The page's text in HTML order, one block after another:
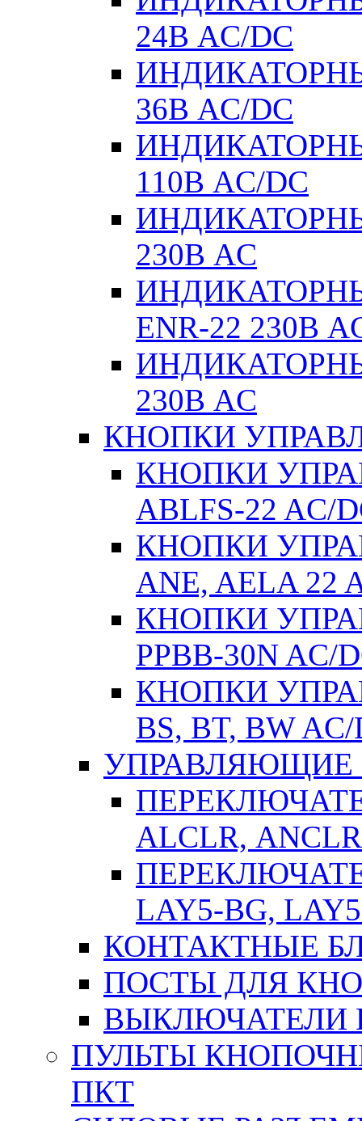
24В AC/DC
36В AC/DC
110В AC/DC
230В AC
ENR-22 230В
230В AC
КНОПКИ
КНОПКИ
ABLFS-22 AC/
КНОПКИ
ANE, AELA 22
КНОПКИ
РPВВ-30N AC/
КНОПКИ
BS, BT, BW AC/
УПРАВЛЯЮЩИЕ
АLСLR, АNСLR
LAY5-BG,
КОНТАКТНЫЕ
ПОСТЫ ДЛЯ
ВЫКЛЮЧАТЕЛИ
ПУЛЬТЫ
ПКТ